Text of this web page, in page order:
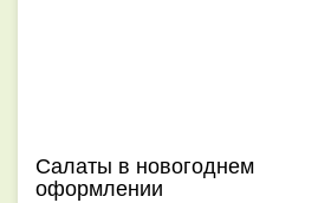
Салаты в новогоднем
оформлении